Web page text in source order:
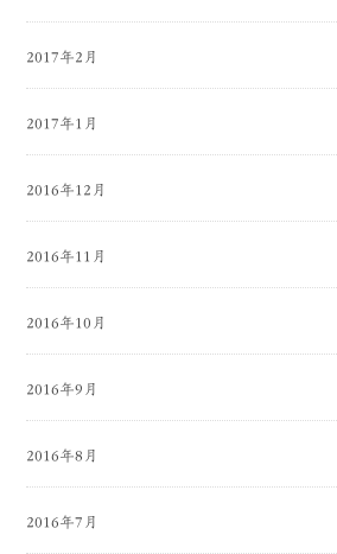
2017年2月
2017年1月
2016年12月
2016年11月
2016年10月
2016年9月
2016年8月
2016年7月